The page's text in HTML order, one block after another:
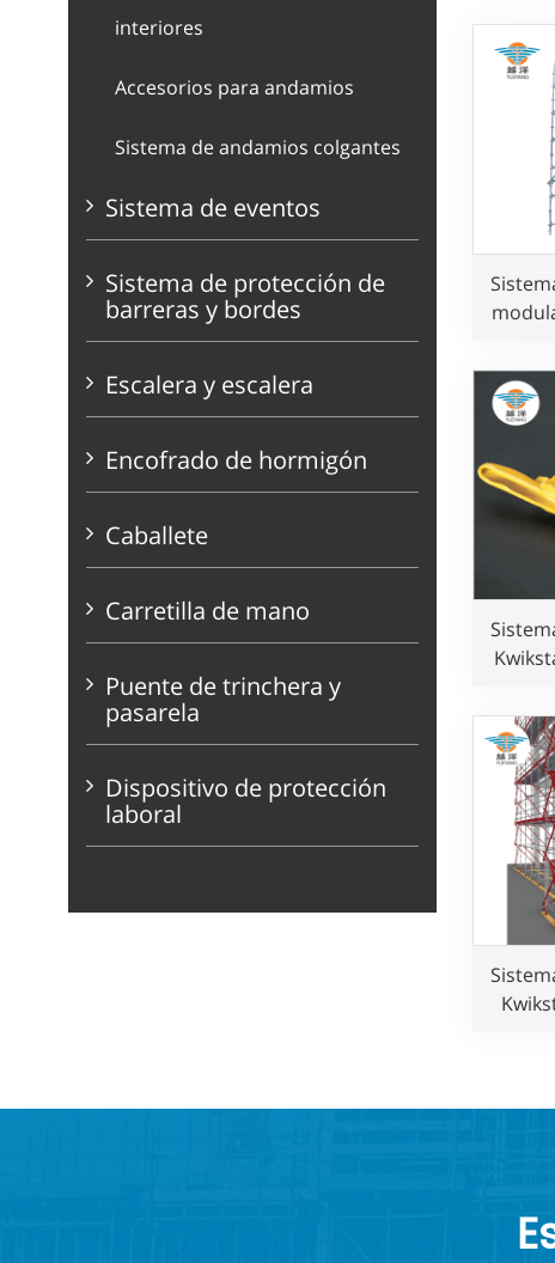
interiores
Accesorios para andamios
Sistema de andamios colgantes
Sistema de eventos
Sistema de protección de
barreras y bordes
Escalera y escalera
Encofrado de hormigón
Caballete
Carretilla de mano
Puente de trinchera y
pasarela
Dispositivo de protección
laboral